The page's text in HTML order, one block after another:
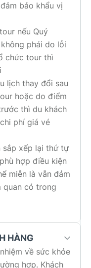
bảo khẩu vị
nếu Quý
phải do lỗi
chức tour thì
lịch thay đổi sau
hoặc do điểm
thì du khách
phí giá vé
sắp xếp lại thứ tự
hợp điều kiện
miễn là vẫn đảm
quan có trong
HÀNG
về sức khỏe
hợp. Khách